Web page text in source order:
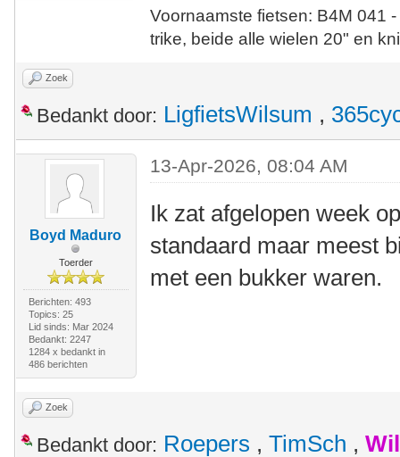
Voornaamste fietsen: B4M
trike, beide alle wielen 20" en
Zoek
Bedankt door: LigfietsWilsum ,
Boyd Maduro
Toerder
Berichten: 493
Topics: 25
Lid sinds: Mar 2024
Bedankt: 2247
1284 x bedankt in
486 berichten
13-Apr-2026, 08:04 AM
Ik zat afgelopen week
standaard maar meest
met een bukker waren.
Zoek
Bedankt door: Roepers , TimSch ,